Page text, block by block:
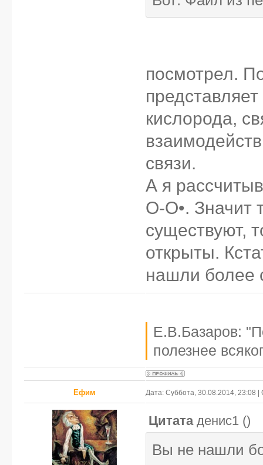
посмотрел.
кислорода,
связи.
А я
O-O•. Значит
существуют,
открыты.
нашли более
Е.В.Базаров:
полезнее
Ефим Дата: Суббота, 30.08.2014, 23:08
Цитата денис1 ()
Вы не нашли